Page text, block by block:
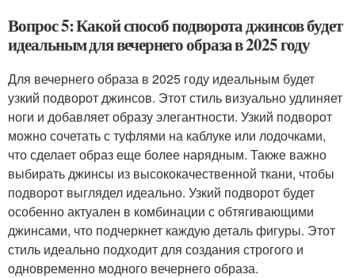
Вопрос 5: Какой способ подворота джинсов будет
идеальным для вечернего образа в 2025 году
Для вечернего образа в 2025 году идеальным будет
узкий подворот джинсов. Этот стиль визуально удлиняет
ноги и добавляет образу элегантности. Узкий подворот
можно сочетать с туфлями на каблуке или лодочками,
что сделает образ еще более нарядным. Также важно
выбирать джинсы из высококачественной ткани, чтобы
подворот выглядел идеально. Узкий подворот будет
особенно актуален в комбинации с обтягивающими
джинсами, что подчеркнет каждую деталь фигуры. Этот
стиль идеально подходит для создания строгого и
одновременно модного вечернего образа.